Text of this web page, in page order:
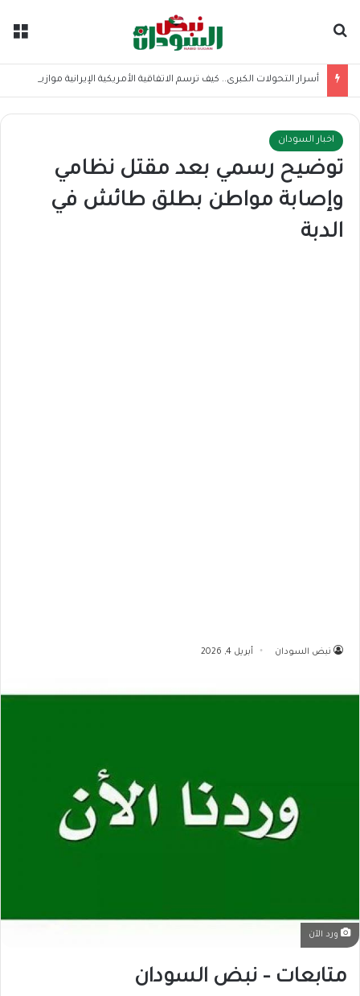
أسرار التحولات الكبرى.. كيف ترسم الاتفاقية الأمريكية الإيرانية موازين القوى بالمنطقة؟
اخبار السودان
توضيح رسمي بعد مقتل نظامي
وإصابة مواطن بطلق طائش في
الدبة
نبض السودان أبريل 4, 2026
ورد الآن
متابعات – نبض السودان